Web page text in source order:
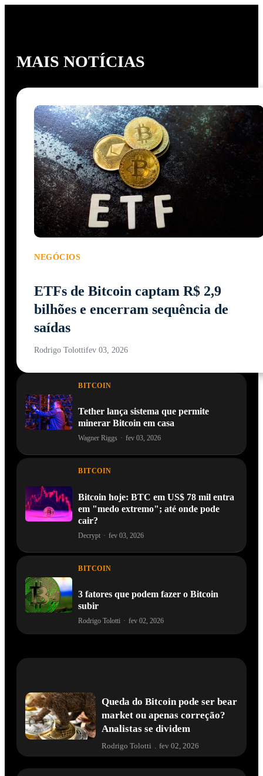
MAIS NOTÍCIAS
NEGÓCIOS
ETFs de Bitcoin captam R$ 2,9
bilhões e encerram sequência de
saídas
Rodrigo Tolottifev 03, 2026
BITCOIN
Tether lança sistema que permite
minerar Bitcoin em casa
Wagner Riggs · fev 03, 2026
BITCOIN
Bitcoin hoje: BTC em US$ 78 mil entra
em "medo extremo"; até onde pode
cair?
Decrypt · fev 03, 2026
BITCOIN
3 fatores que podem fazer o Bitcoin
subir
Rodrigo Tolotti · fev 02, 2026
Queda do Bitcoin pode ser bear
market ou apenas correção?
Analistas se dividem
Rodrigo Tolotti fev 02, 2026